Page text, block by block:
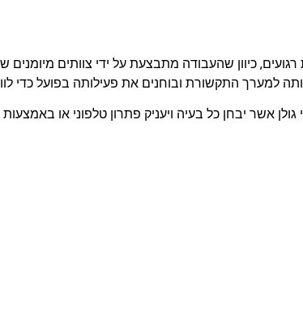
כיוון שהעבודה מתבצעת על ידי צוותים
התקשורת ובוחנים את פעילותה בפועל כדי
גולן אשר יבחן כל בעיה ויעניק פתרון טלפוני או